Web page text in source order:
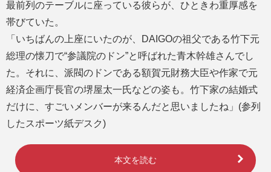
最前列のテーブルに座っている彼らが、ひときわ重厚感を
帯びていた。
「いちばんの上座にいたのが、DAIGOの祖父である竹下元
総理の懐刀で“参議院のドン”と呼ばれた青木幹雄さんでし
た。それに、派閥のドンである額賀元財務大臣や作家で元
経済企画庁長官の堺屋太一氏などの姿も。竹下家の結婚式
だけに、すごいメンバーが来るんだと思いましたね」(参列
したスポーツ紙デスク)
本文を読む